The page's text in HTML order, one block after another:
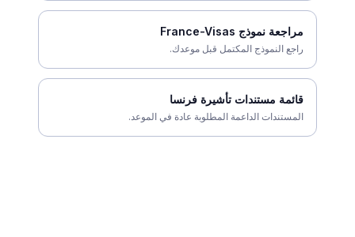
مراجعة نموذج France-Visas
راجع النموذج المكتمل قبل موعدك.
قائمة مستندات تأشيرة فرنسا
المستندات الداعمة المطلوبة عادة في الموعد.